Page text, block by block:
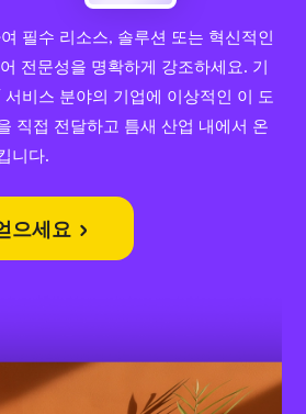
필수 리소스, 솔루션 또는 혁신적인
전문성을 명확하게 강조하세요. 기
서비스 분야의 기업에 이상적인 이 도
직접 전달하고 틈새 산업 내에서 온
니다.
으세요